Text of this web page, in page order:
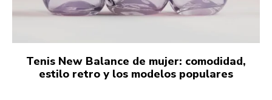
Tenis New Balance de mujer: comodidad,
estilo retro y los modelos populares